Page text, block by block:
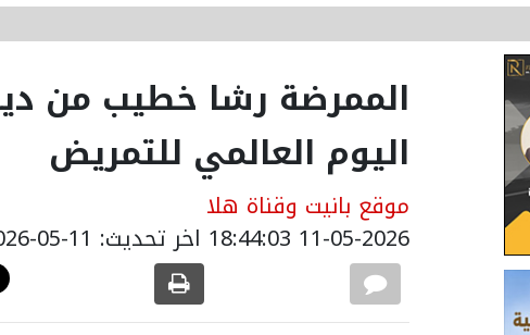
الممرضة رشا خطيب من
اليوم العالمي للتمريض
موقع بانيت وقناة هلا
11-05-2026 18:44:03 اخر تحديث: 11-05-2026 22:24:00